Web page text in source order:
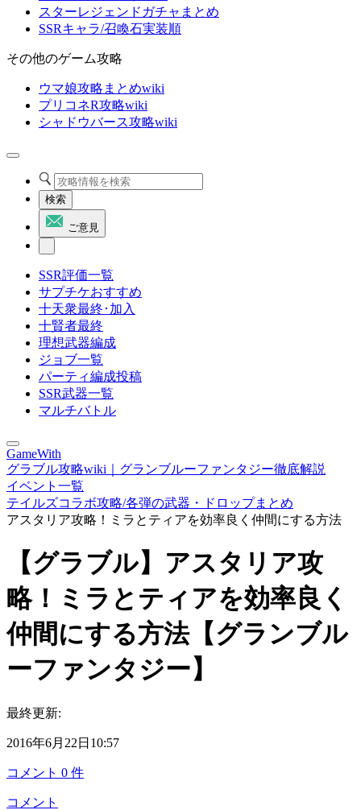
スターレジェンドガチャまとめ
SSRキャラ/召喚石実装順
その他のゲーム攻略
ウマ娘攻略まとめwiki
プリコネR攻略wiki
シャドウバース攻略wiki
検索
ご意見
SSR評価一覧
サプチケおすすめ
十天衆最終･加入
十賢者最終
理想武器編成
ジョブ一覧
パーティ編成投稿
SSR武器一覧
マルチバトル
GameWith
グラブル攻略wiki｜グランブルーファンタジー徹底解説
イベント一覧
テイルズコラボ攻略/各弾の武器・ドロップまとめ
アスタリア攻略！ミラとティアを効率良く仲間にする方法
【グラブル】アスタリア攻
略！ミラとティアを効率良く
仲間にする方法【グランブル
ーファンタジー】
最終更新:
2016年6月22日10:57
コメント 0 件
コメント